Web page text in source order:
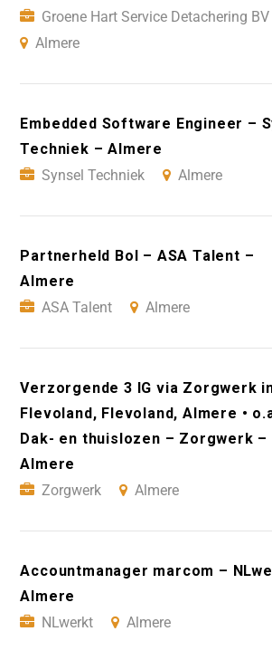
Groene Hart Service Detachering BV
Almere
Embedded Software Engineer –
Techniek – Almere
Synsel Techniek
Almere
Partnerheld Bol – ASA Talent –
Almere
ASA Talent
Almere
Verzorgende 3 IG via Zorgwerk
Flevoland, Flevoland, Almere •
Dak- en thuislozen – Zorgwerk –
Almere
Zorgwerk
Almere
Accountmanager marcom –
Almere
NLwerkt
Almere